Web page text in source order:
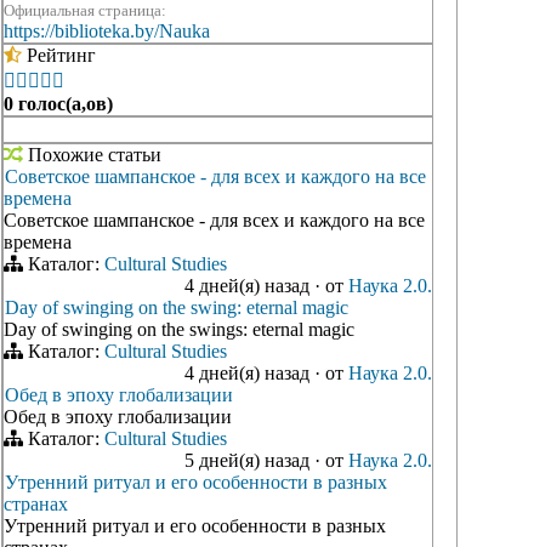
Официальная страница:
https://biblioteka.by/Nauka
Рейтинг
    
0 голос(а,ов)
Похожие статьи
Советское шампанское - для всех и каждого на все
времена
Советское шампанское - для всех и каждого на все
времена
Каталог: Cultural Studies
4 дней(я) назад · от Наука 2.0.
Day of swinging on the swing: eternal magic
Day of swinging on the swings: eternal magic
Каталог: Cultural Studies
4 дней(я) назад · от Наука 2.0.
Обед в эпоху глобализации
Обед в эпоху глобализации
Каталог: Cultural Studies
5 дней(я) назад · от Наука 2.0.
Утренний ритуал и его особенности в разных
странах
Утренний ритуал и его особенности в разных